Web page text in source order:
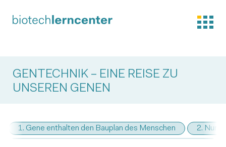
GENTECHNIK – EINE REISE ZU
UNSEREN GENEN
1. Gene enthalten den Bauplan des Menschen 2. Nur